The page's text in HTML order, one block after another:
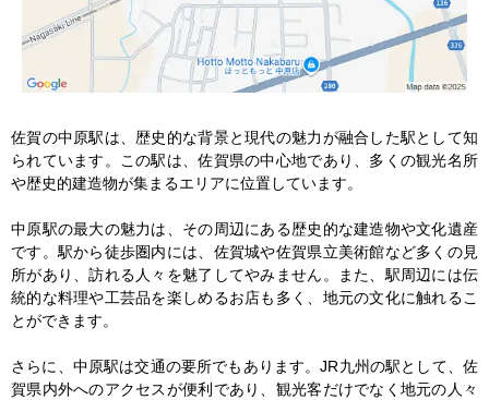
佐賀の中原駅は、歴史的な背景と現代の魅力が融合した駅として知
られています。この駅は、佐賀県の中心地であり、多くの観光名所
や歴史的建造物が集まるエリアに位置しています。
中原駅の最大の魅力は、その周辺にある歴史的な建造物や文化遺産
です。駅から徒歩圏内には、佐賀城や佐賀県立美術館など多くの見
所があり、訪れる人々を魅了してやみません。また、駅周辺には伝
統的な料理や工芸品を楽しめるお店も多く、地元の文化に触れるこ
とができます。
さらに、中原駅は交通の要所でもあります。JR九州の駅として、佐
賀県内外へのアクセスが便利であり、観光客だけでなく地元の人々